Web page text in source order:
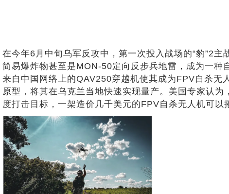
在今年6月中旬乌军反攻中，第一次投入战场的“豹”2
简易爆炸物甚至是MON-50定向反步兵地雷，成为一种
来自中国网络上的QAV250穿越机使其成为FPV自杀无
原型，将其在乌克兰当地快速实现量产。美国专家认
度打击目标，一架造价几千美元的FPV自杀无人机可以